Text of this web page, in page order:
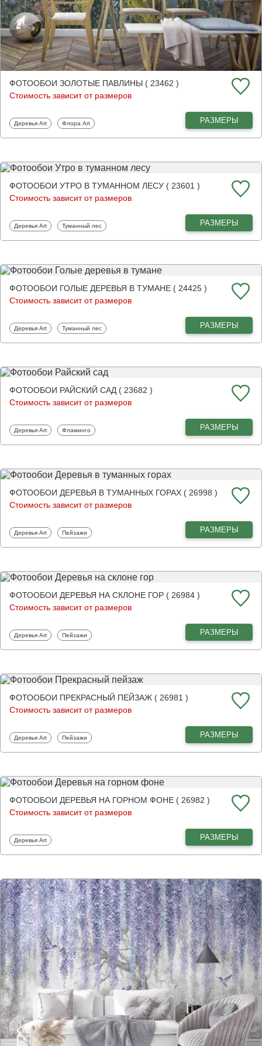
ФОТООБОИ ЗОЛОТЫЕ ПАВЛИНЫ ( 23462 )
Стоимость зависит от размеров
Фотообои
Деревья Art Фотообои
Флора Art РАЗМЕРЫ
ФОТООБОИ УТРО В ТУМАННОМ ЛЕСУ ( 23601 )
Стоимость зависит от размеров
Фотообои
Деревья Art Фотообои
Туманный лес РАЗМЕРЫ
ФОТООБОИ ГОЛЫЕ ДЕРЕВЬЯ В ТУМАНЕ ( 24425 )
Стоимость зависит от размеров
Фотообои
Деревья Art Фотообои
Туманный лес РАЗМЕРЫ
ФОТООБОИ РАЙСКИЙ САД ( 23682 )
Стоимость зависит от размеров
Фотообои
Деревья Art Фотообои
Фламинго РАЗМЕРЫ
ФОТООБОИ ДЕРЕВЬЯ В ТУМАННЫХ ГОРАХ ( 26998 )
Стоимость зависит от размеров
Фотообои
Деревья Art Фотообои
Пейзажи РАЗМЕРЫ
ФОТООБОИ ДЕРЕВЬЯ НА СКЛОНЕ ГОР ( 26984 )
Стоимость зависит от размеров
Фотообои
Деревья Art Фотообои
Пейзажи РАЗМЕРЫ
ФОТООБОИ ПРЕКРАСНЫЙ ПЕЙЗАЖ ( 26981 )
Стоимость зависит от размеров
Фотообои
Деревья Art Фотообои
Пейзажи РАЗМЕРЫ
ФОТООБОИ ДЕРЕВЬЯ НА ГОРНОМ ФОНЕ ( 26982 )
Стоимость зависит от размеров
Фотообои
Деревья Art РАЗМЕРЫ